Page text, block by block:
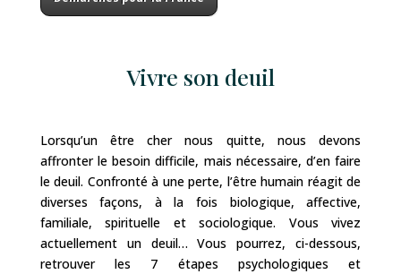
Vivre son deuil
Lorsqu’un être cher nous quitte, nous devons
affronter le besoin difficile, mais nécessaire, d’en faire
le deuil. Confronté à une perte, l’être humain réagit de
diverses façons, à la fois biologique, affective,
familiale, spirituelle et sociologique. Vous vivez
actuellement un deuil… Vous pourrez, ci-dessous,
retrouver les 7 étapes psychologiques et